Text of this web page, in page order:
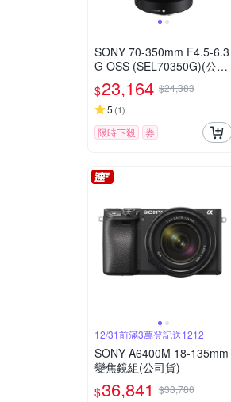
SONY 70-350mm F4.5-6.3
G OSS (SEL70350G)(公司
貨)
$23,164 $24,383
5 (1)
限時下殺 券
12/31前滿3萬登記送1212
SONY A6400M 18-135mm
變焦鏡組(公司貨)
$36,841 $38,780